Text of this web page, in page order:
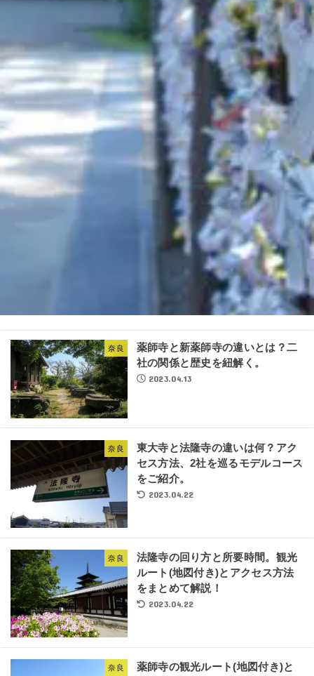
奈良
薬師寺と新薬師寺の違いとは？二
社の関係と歴史を紐解く。
2023.04.13
奈良
東大寺と法隆寺の違いは何？アク
セス方法、2社を巡るモデルコース
をご紹介。
2023.04.22
奈良
法隆寺の回り方と所要時間。観光
ルート(地図付き)とアクセス方法
をまとめて解説！
2023.04.22
奈良 薬師寺の観光ルート(地図付き)と